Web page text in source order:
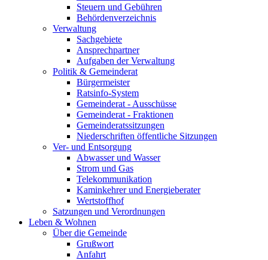
Steuern und Gebühren
Behördenverzeichnis
Verwaltung
Sachgebiete
Ansprechpartner
Aufgaben der Verwaltung
Politik & Gemeinderat
Bürgermeister
Ratsinfo-System
Gemeinderat - Ausschüsse
Gemeinderat - Fraktionen
Gemeinderatssitzungen
Niederschriften öffentliche Sitzungen
Ver- und Entsorgung
Abwasser und Wasser
Strom und Gas
Telekommunikation
Kaminkehrer und Energieberater
Wertstoffhof
Satzungen und Verordnungen
Leben & Wohnen
Über die Gemeinde
Grußwort
Anfahrt